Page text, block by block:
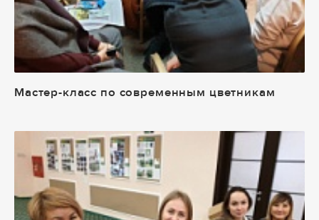
Мастер-класс по современным цветникам